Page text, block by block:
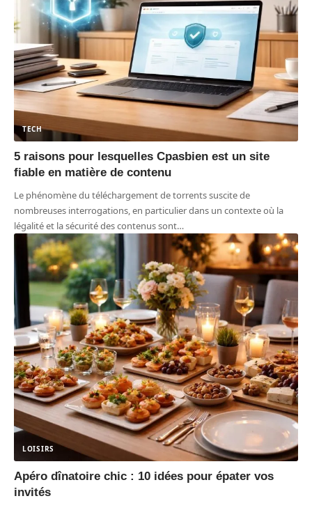
TECH
5 raisons pour lesquelles Cpasbien est un site
fiable en matière de contenu
Le phénomène du téléchargement de torrents suscite de
nombreuses interrogations, en particulier dans un contexte où la
légalité et la sécurité des contenus sont…
LOISIRS
Apéro dînatoire chic : 10 idées pour épater vos
invités